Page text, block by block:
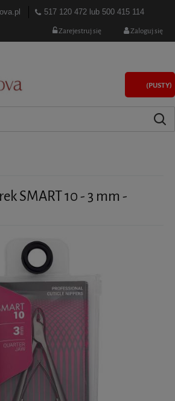
517 120 472 lub 500 415 114
Zarejestruj się Zaloguj się
(PUSTY)
SMART 10 - 3 mm -